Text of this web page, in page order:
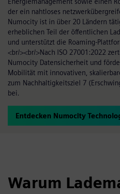
der ein nahtloses
Numocity ist in über 20 Ländern
erheblichen Teil der öffentlichen
und unterstützt die Roaming-
<br/><br/>Nach ISO 27001:2022
Numocity Datensicherheit und
Mobilität mit innovativen,
zum Nachhaltigkeitsziel 7
bei.
Entdecken Numocity
Warum